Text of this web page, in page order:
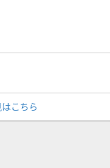
こちら